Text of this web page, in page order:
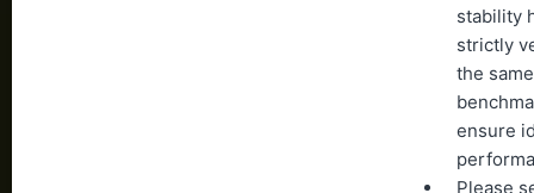
stability
strictly
the same
ensure
Please